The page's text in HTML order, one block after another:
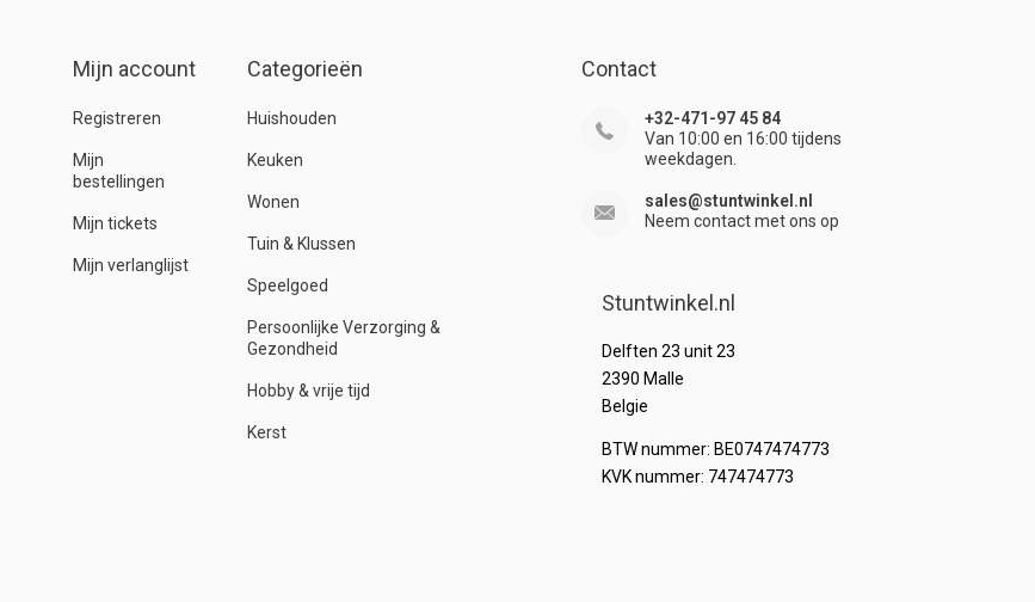
Mijn account
Registreren
Mijn
bestellingen
Mijn tickets
Mijn verlanglijst
Categorieën
Huishouden
Keuken
Wonen
Tuin & Klussen
Speelgoed
Persoonlijke Verzorging &
Gezondheid
Hobby & vrije tijd
Kerst
Contact
+32-471-97 45 84
Van 10:00 en 16:00 tijdens
weekdagen.
sales@stuntwinkel.nl
Neem contact met ons op
Stuntwinkel.nl
Delften 23 unit 23
2390 Malle
Belgie
BTW nummer: BE0747474773
KVK nummer: 747474773